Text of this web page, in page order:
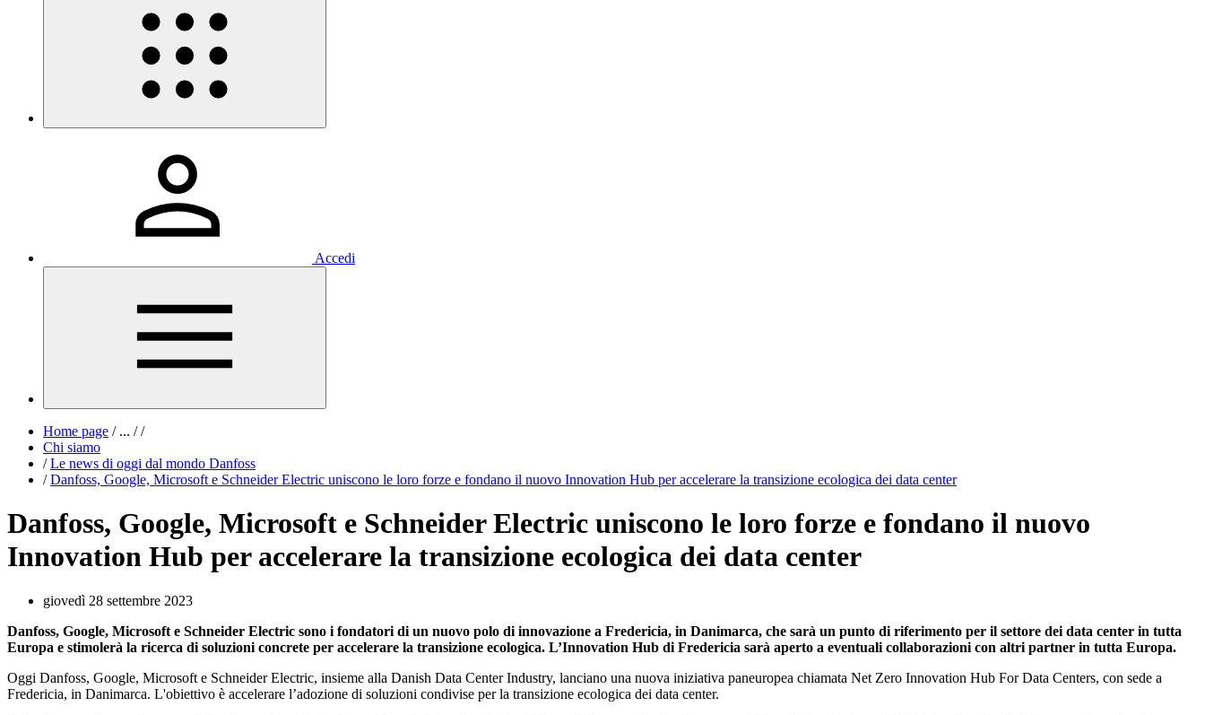
Accedi
Home page /... / /
Chi siamo
/ Le news di oggi dal mondo Danfoss
/ Danfoss, Google, Microsoft e Schneider Electric uniscono le loro forze e fondano il nuovo Innovation Hub per accelerare la transizione ecologica dei data center
Danfoss, Google, Microsoft e Schneider Electric uniscono le loro forze e fondano il nuovo
Innovation Hub per accelerare la transizione ecologica dei data center
giovedì 28 settembre 2023
Danfoss, Google, Microsoft e Schneider Electric sono i fondatori di un nuovo polo di innovazione a Fredericia, in Danimarca, che sarà un punto di riferimento per il settore dei data center in tutta
Europa e stimolerà la ricerca di soluzioni concrete per accelerare la transizione ecologica. L’Innovation Hub di Fredericia sarà aperto a eventuali collaborazioni con altri partner in tutta Europa.
Oggi Danfoss, Google, Microsoft e Schneider Electric, insieme alla Danish Data Center Industry, lanciano una nuova iniziativa paneuropea chiamata Net Zero Innovation Hub For Data Centers, con sede a
Fredericia, in Danimarca. L'obiettivo è accelerare l’adozione di soluzioni condivise per la transizione ecologica dei data center.